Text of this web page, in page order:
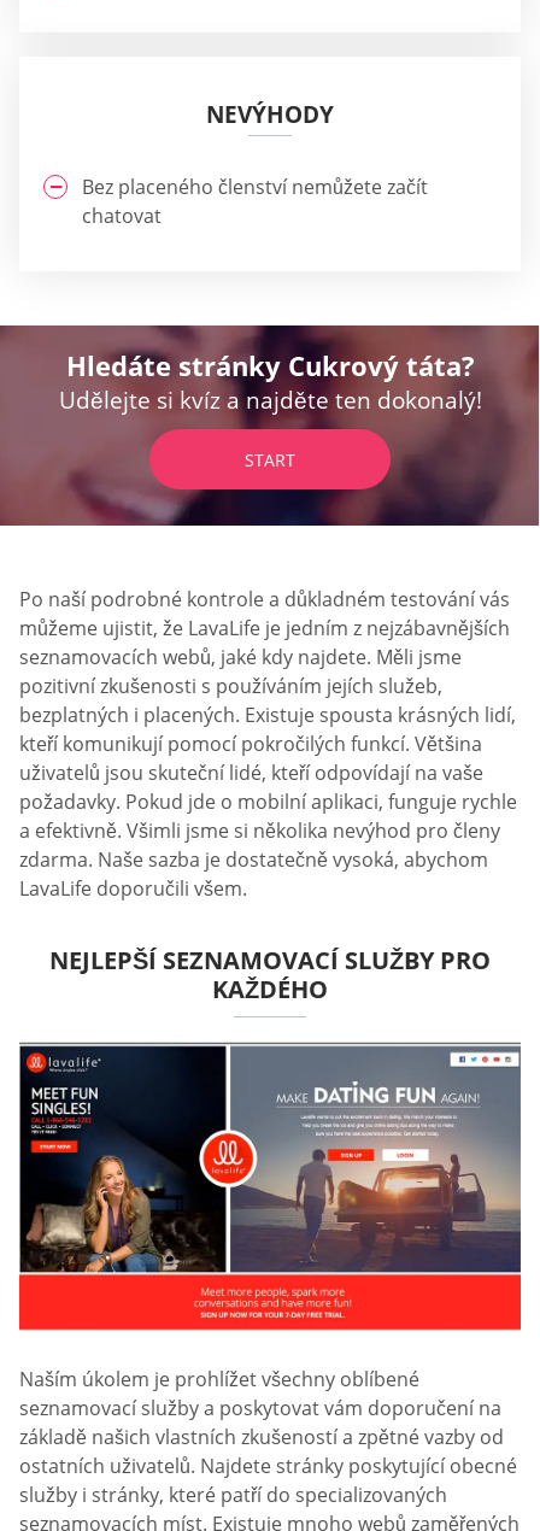
NEVÝHODY
Bez placeného členství nemůžete začít
chatovat
Hledáte stránky Cukrový táta?
Udělejte si kvíz a najděte ten dokonalý!
START
Po naší podrobné kontrole a důkladném testování vás
můžeme ujistit, že LavaLife je jedním z nejzábavnějších
seznamovacích webů, jaké kdy najdete. Měli jsme
pozitivní zkušenosti s používáním jejích služeb,
bezplatných i placených. Existuje spousta krásných lidí,
kteří komunikují pomocí pokročilých funkcí. Většina
uživatelů jsou skuteční lidé, kteří odpovídají na vaše
požadavky. Pokud jde o mobilní aplikaci, funguje rychle
a efektivně. Všimli jsme si několika nevýhod pro členy
zdarma. Naše sazba je dostatečně vysoká, abychom
LavaLife doporučili všem.
NEJLEPŠÍ SEZNAMOVACÍ SLUŽBY PRO
KAŽDÉHO
Naším úkolem je prohlížet všechny oblíbené
seznamovací služby a poskytovat vám doporučení na
základě našich vlastních zkušeností a zpětné vazby od
ostatních uživatelů. Najdete stránky poskytující obecné
služby i stránky, které patří do specializovaných
seznamovacích míst. Existuje mnoho webů zaměřených